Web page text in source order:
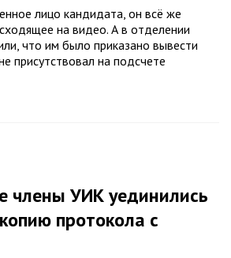
лицо кандидата, он всё же
на видео. А в отделении
что им было приказано вывести
присутствовал на подсчете
члены УИК уединились
протокола с